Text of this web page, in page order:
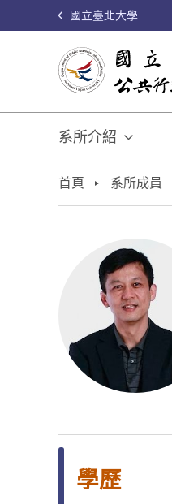
國立臺北大學
系所介紹
首頁 系所成員
學歷